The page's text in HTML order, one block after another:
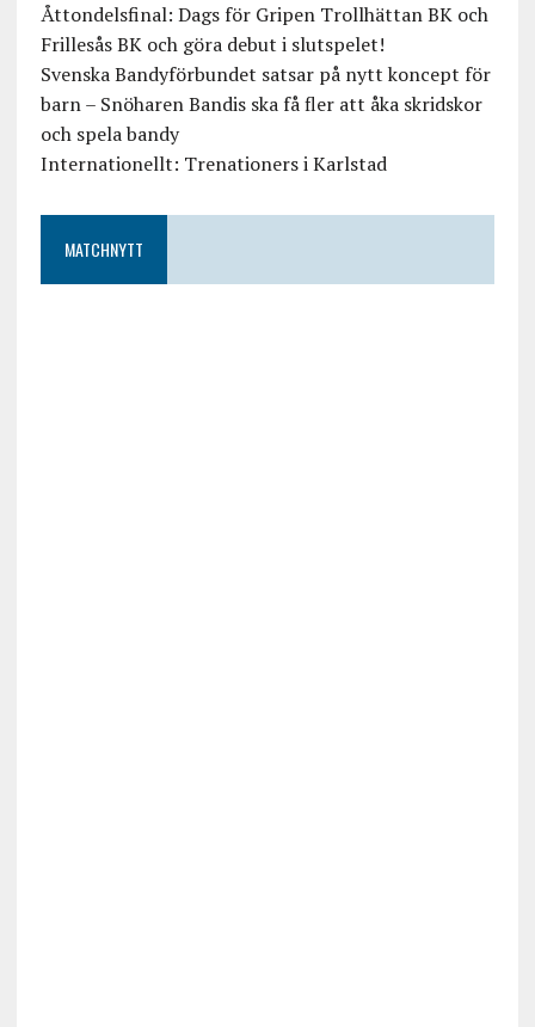
Åttondelsfinal: Dags för Gripen Trollhättan BK och
Frillesås BK och göra debut i slutspelet!
Svenska Bandyförbundet satsar på nytt koncept för
barn – Snöharen Bandis ska få fler att åka skridskor
och spela bandy
Internationellt: Trenationers i Karlstad
MATCHNYTT